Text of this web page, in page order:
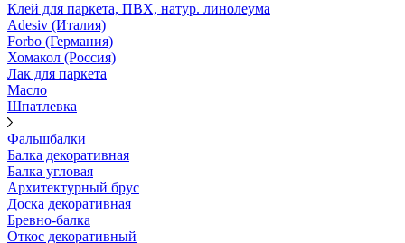
Клей для паркета, ПВХ, натур. линолеума
Adesiv (Италия)
Forbo (Германия)
Хомакол (Россия)
Лак для паркета
Масло
Шпатлевка
Фальшбалки
Балка декоративная
Балка угловая
Архитектурный брус
Доска декоративная
Бревно-балка
Откос декоративный